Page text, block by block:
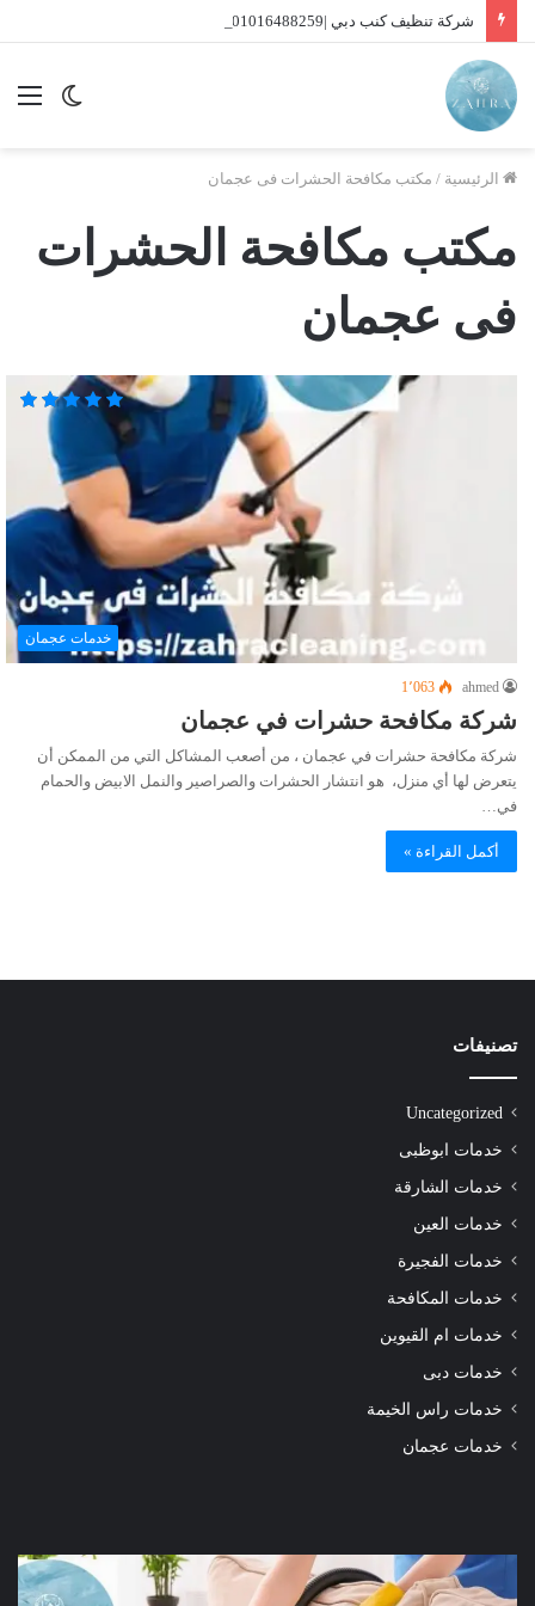
شركة تنظيف كنب دبي |01016488259| للايجار
الوضع
الرئيسية / مكتب مكافحة الحشرات فى عجمان
مكتب مكافحة الحشرات
فى عجمان
خدمات عجمان
ahmed 1٬063
شركة مكافحة حشرات في عجمان
شركة مكافحة حشرات في عجمان ، من أصعب المشاكل التي من الممكن أن
يتعرض لها أي منزل، هو انتشار الحشرات والصراصير والنمل الابيض والحمام
في…
أكمل القراءة »
تصنيفات
Uncategorized
خدمات ابوظبى
خدمات الشارقة
خدمات العين
خدمات الفجيرة
خدمات المكافحة
خدمات ام القيوين
خدمات دبى
خدمات راس الخيمة
خدمات عجمان
شركة
تنظيف